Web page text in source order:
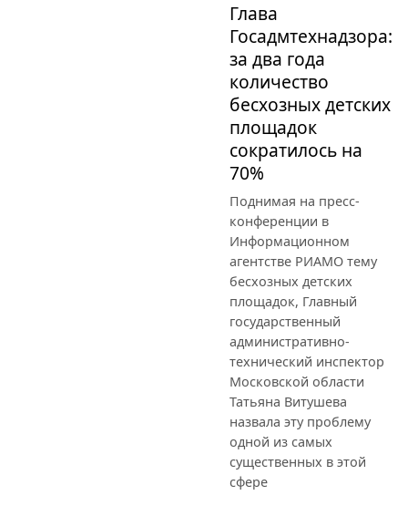
Глава
Госадмтехнадзора:
за два года
количество
бесхозных детских
площадок
сократилось на
70%
Поднимая на пресс-
конференции в
Информационном
агентстве РИАМО тему
бесхозных детских
площадок, Главный
государственный
административно-
технический инспектор
Московской области
Татьяна Витушева
назвала эту проблему
одной из самых
существенных в этой
сфере